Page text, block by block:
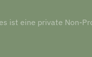
ist eine private Non-